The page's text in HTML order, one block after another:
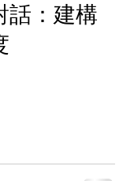
話：建構